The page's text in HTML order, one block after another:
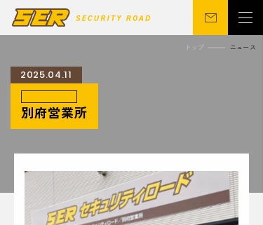
会社概要
CSR
シニア向け
トップ ニュース
2025.04.11
別府営業所